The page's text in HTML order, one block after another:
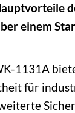
einem
1131A
für